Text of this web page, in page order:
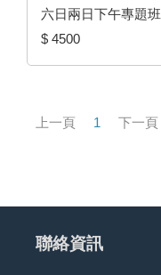
六日兩日下午專題班
$ 4500
上一頁 1 下一頁
聯絡資訊